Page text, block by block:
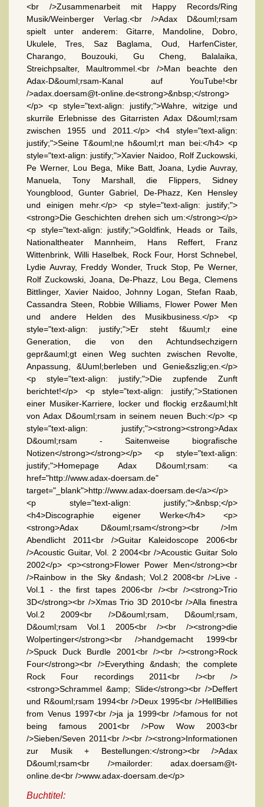
<br />Zusammenarbeit mit Happy Records/Ring
Musik/Weinberger Verlag.<br />Adax D&ouml;rsam
spielt unter anderem: Gitarre, Mandoline, Dobro,
Ukulele, Tres, Saz Baglama, Oud, HarfenCister,
Charango, Bouzouki, Gu Cheng, Balalaika,
Streichpsalter, Maultrommel.<br />Man beachte den
Adax-D&ouml;rsam-Kanal auf YouTube!<br
/>adax.doersam@t-online.de<strong>&nbsp;</strong>
</p> <p style="text-align: justify;">Wahre, witzige und
skurrile Erlebnisse des Gitarristen Adax D&ouml;rsam
zwischen 1955 und 2011.</p> <h4 style="text-align:
justify;">Seine T&ouml;ne h&ouml;rt man bei:</h4> <p
style="text-align: justify;">Xavier Naidoo, Rolf Zuckowski,
Pe Werner, Lou Bega, Mike Batt, Joana, Lydie Auvray,
Manuela, Tony Marshall, die Flippers, Sidney
Youngblood, Gunter Gabriel, De-Phazz, Ken Hensley
und einigen mehr.</p> <p style="text-align: justify;">
<strong>Die Geschichten drehen sich um:</strong></p>
<p style="text-align: justify;">Goldfink, Heads or Tails,
Nationaltheater Mannheim, Hans Reffert, Franz
Wittenbrink, Willi Haselbek, Rock Four, Horst Schnebel,
Lydie Auvray, Freddy Wonder, Truck Stop, Pe Werner,
Rolf Zuckowski, Joana, De-Phazz, Lou Bega, Clemens
Bittlinger, Xavier Naidoo, Johnny Logan, Stefan Raab,
Cassandra Steen, Robbie Williams, Flower Power Men
und andere Helden des Musikbusiness.</p> <p
style="text-align: justify;">Er steht f&uuml;r eine
Generation, die von den Achtundsechzigern
gepr&auml;gt einen Weg suchten zwischen Revolte,
Anpassung, &Uuml;berleben und Genie&szlig;en.</p>
<p style="text-align: justify;">Die zupfende Zunft
berichtet!</p> <p style="text-align: justify;">Stationen
einer Musiker-Karriere, locker und flockig erz&auml;hlt
von Adax D&ouml;rsam in seinem neuen Buch:</p> <p
style="text-align: justify;"><strong><strong>Adax
D&ouml;rsam - Saitenweise biografische
Notizen</strong></strong></p> <p style="text-align:
justify;">Homepage Adax D&ouml;rsam: <a
href="http://www.adax-doersam.de"
target="_blank">http://www.adax-doersam.de</a></p>
<p style="text-align: justify;">&nbsp;</p>
<h4>Discographie eigener Werke</h4> <p>
<strong>Adax D&ouml;rsam</strong><br />Im
Abendlicht 2011<br />Guitar Kaleidoscope 2006<br
/>Acoustic Guitar, Vol. 2 2004<br />Acoustic Guitar Solo
2002</p> <p><strong>Flower Power Men</strong><br
/>Rainbow in the Sky &ndash; Vol.2 2008<br />Live -
Vol.1 - the first tapes 2006<br /><br /><strong>Trio
3D</strong><br />Xmas Trio 3D 2010<br />Alla finestra
Vol.2 2009<br />D&ouml;rsam, D&ouml;rsam,
D&ouml;rsam Vol.1 2005<br /><br /><strong>die
Wolpertinger</strong><br />handgemacht 1999<br
/>Spuck Duck Burdle 2001<br /><br /><strong>Rock
Four</strong><br />Everything &ndash; the complete
Rock Four recordings 2011<br /><br />
<strong>Schrammel &amp; Slide</strong><br />Deffert
und R&ouml;rsam 1994<br />Deux 1995<br />HellBillies
from Venus 1997<br />ja ja 1999<br />famous for not
being famous 2001<br />Pow Wow 2003<br
/>Sieben/Seven 2011<br /><br /><strong>Informationen
zur Musik + Bestellungen:</strong><br />Adax
D&ouml;rsam<br />mailorder: adax.doersam@t-
online.de<br />www.adax-doersam.de</p>
Buchtitel: